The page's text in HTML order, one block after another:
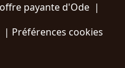
payante d'Ode |
| Préférences cookies